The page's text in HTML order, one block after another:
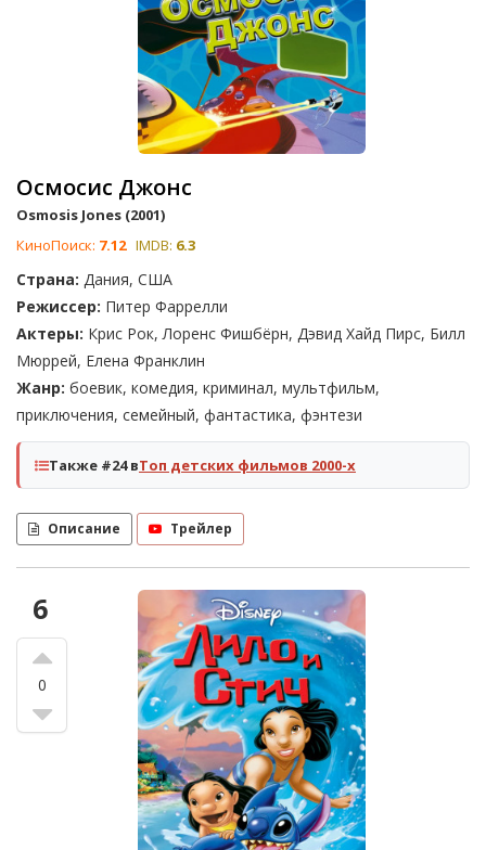
Осмосис Джонс
Osmosis Jones (2001)
КиноПоиск: 7.12 IMDB: 6.3
Страна: Дания, США
Режиссер: Питер Фаррелли
Актеры: Крис Рок, Лоренс Фишбёрн, Дэвид Хайд Пирс, Билл
Мюррей, Елена Франклин
Жанр: боевик, комедия, криминал, мультфильм,
приключения, семейный, фантастика, фэнтези
Также #24 вТоп детских фильмов 2000-х
Описание Трейлер
6
0